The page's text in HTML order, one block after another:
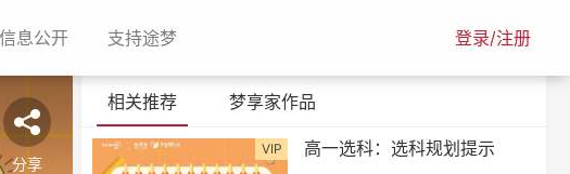
信息公开(current)支持途梦(current) 登录/注册
分享
相关推荐 梦享家作品
VIP 高一选科：选科规划提示